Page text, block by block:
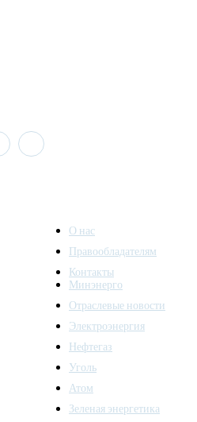
О нас
Правообладателям
Контакты
Минэнерго
Отраслевые новости
Электроэнергия
Нефтегаз
Уголь
Атом
Зеленая энергетика